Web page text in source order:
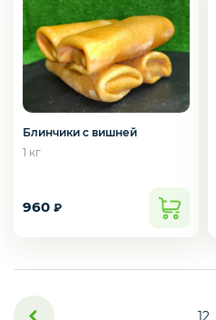
Креветки
Орехи
Блинчики с вишней
1 кг
960 ₽
12